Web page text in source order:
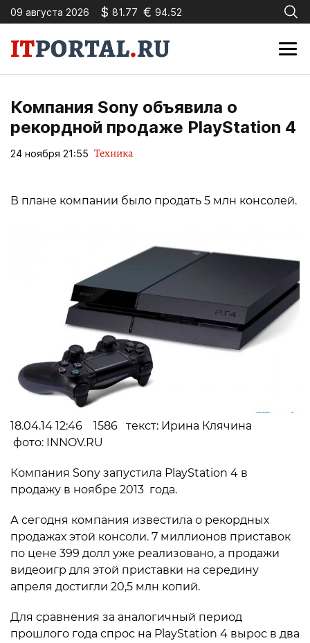
09 августа 2026 $ 81.77 € 94.52
Компания Sony объявила о
рекордной продаже PlayStation 4
24 ноября 21:55 Техника
В плане компании было продать 5 млн консолей.
18.04.14 12:46 1586 текст: Ирина Клячина
фото: INNOV.RU
Компания Sony запустила PlayStation 4 в
продажу в ноябре 2013 года.
А сегодня компания известила о рекордных
продажах этой консоли. 7 миллионов приставок
по цене 399 долл уже реализовано, а продажи
видеоигр для этой приставки на середину
апреля достигли 20,5 млн копий.
Для сравнения за аналогичный период
прошлого года спрос на PlayStation 4 вырос в два